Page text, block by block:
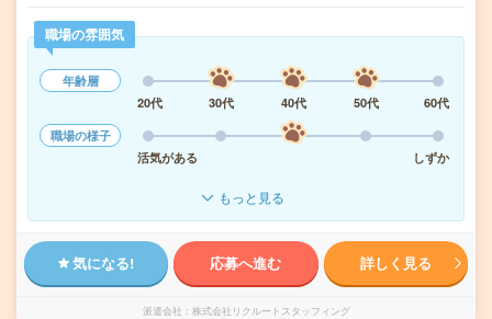
職場の雰囲気
年齢層
20代
30代 40代 50代
60代
職場の様子
活気がある
しずか
もっと見る
気になる! 応募へ進む 詳しく見る
派遣会社 株式会社リクルートスタッフィング